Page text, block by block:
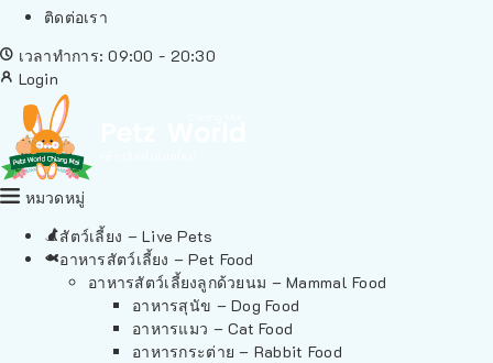
ติดต่อเรา
เวลาทำการ: 09:00 - 20:30
Login
หมวดหมู่
สัตว์เลี้ยง – Live Pets
อาหารสัตว์เลี้ยง – Pet Food
อาหารสัตว์เลี้ยงลูกด้วยนม – Mammal Food
อาหารสุนัข – Dog Food
อาหารแมว – Cat Food
อาหารกระต่าย – Rabbit Food